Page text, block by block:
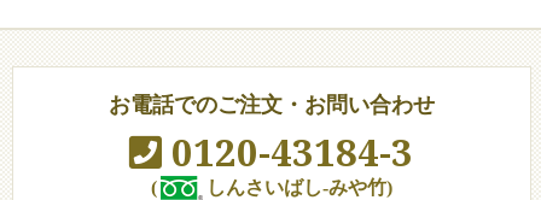
お電話でのご注文・お問い合わせ
0120-43184-3
(
しんさいばし-みや竹)